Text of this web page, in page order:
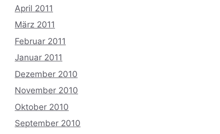
April 2011
März 2011
Februar 2011
Januar 2011
Dezember 2010
November 2010
Oktober 2010
September 2010